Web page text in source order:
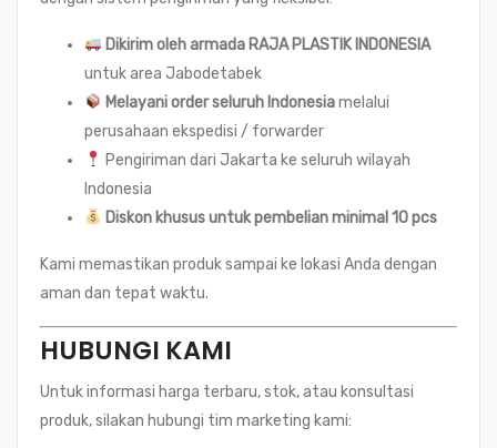
Dikirim oleh armada RAJA PLASTIK INDONESIA
untuk area Jabodetabek
Melayani order seluruh Indonesiamelalui
perusahaan ekspedisi / forwarder
Pengiriman dari Jakarta ke seluruh wilayah
Indonesia
Diskon khusus untuk pembelian minimal 10 pcs
Kami memastikan produk sampai ke lokasi Anda dengan
aman dan tepat waktu.
HUBUNGI KAMI
Untuk informasi harga terbaru, stok, atau konsultasi
produk, silakan hubungi tim marketing kami: